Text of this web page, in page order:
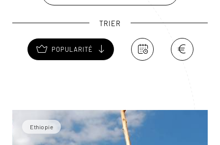
TRIER
POPULARITÉ
Ethiopie